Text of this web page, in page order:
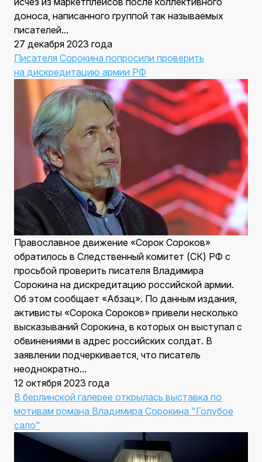
доноса, написанного группой так называемых
писателей...
27 декабря 2023 года
Писателя Сорокина попросили проверить
на дискредитацию армии РФ
Православное движение «Сорок Сороков»
обратилось в Следственный комитет (СК) РФ с
просьбой проверить писателя Владимира
Сорокина на дискредитацию российской армии.
Об этом сообщает «Абзац». По данным издания,
активисты «Сорока Сороков» привели несколько
высказываний Сорокина, в которых он выступал с
обвинениями в адрес российских солдат. В
заявлении подчеркивается, что писатель
неоднократно...
12 октября 2023 года
В берлинской галерее открылась выставка по
мотивам романа Владимира Сорокина "Голубое
сало"